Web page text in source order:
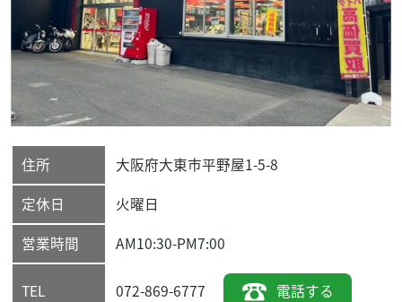
住所 大阪府大東市平野屋1-5-8
定休日
火曜日
営業時間
AM10:30-PM7:00
TEL 072-869-6777 電話する